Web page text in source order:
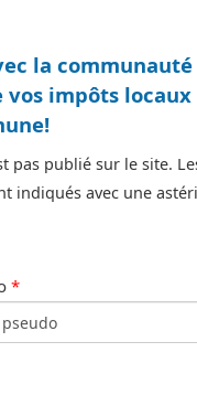
la
impôts locaux
pas publié sur le site.
indiqués avec une
*